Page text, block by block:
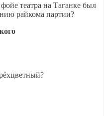
театра на Таганке был
райкома партии?